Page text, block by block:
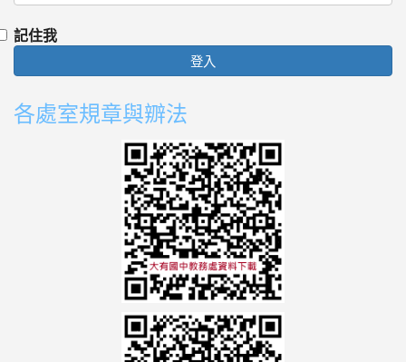
記住我
登入
各處室規章與辧法